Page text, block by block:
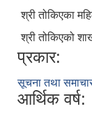
श्री तोकिएका
श्री तोकिएको
प्रकार:
सूचना तथा
आर्थिक वर्ष: